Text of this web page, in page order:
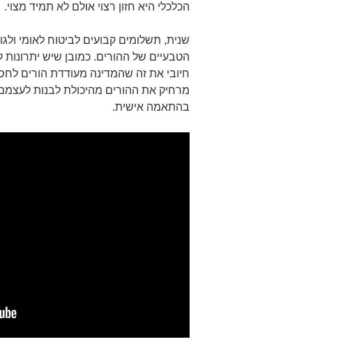
הכלכלי היא חזון רצוי אולם לא תמיד מצוי.
שנית, תשלומים קבועים לביטוח לאומי
הטבעיים של ההורים. כמובן שיש
חיובי את זה שהמדינה מעודדת הורים
מרחיק את ההורים מהיכולת לבנות
בהתאמה אישית.